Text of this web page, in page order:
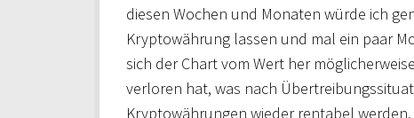
diesen Wochen und Monaten würde ich
Kryptowährung lassen und mal ein paar
sich der Chart vom Wert her
verloren hat, was nach
Kryptowährungen wieder rentabel werden.